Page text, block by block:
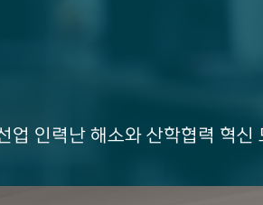
인력난 해소와 산학협력 혁신